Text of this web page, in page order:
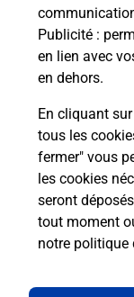
Publicité :
en lien avec
en dehors.
En cliquant
tous les
fermer" vous
les cookies
seront
tout moment
notre politique
Est-ce que
avec La
Est-ce que
à l’étranger
Est-ce que
en